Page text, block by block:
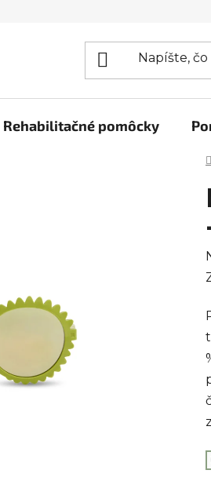
Rehabilitačné pomôcky
z
5